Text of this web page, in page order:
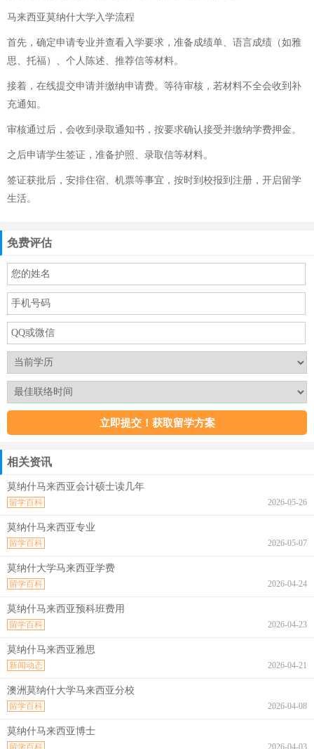
马来西亚莫纳什大学入学流程
首先，确定申请专业并查看入学要求，准备成绩单、语言成绩（如雅
思、托福）、个人陈述、推荐信等材料。
接着，在线提交申请并缴纳申请费。等待审核，若材料不全会收到补
充通知。
审核通过后，会收到录取通知书，按要求确认接受并缴纳学费押金。
之后申请学生签证，准备护照、录取信等材料。
签证获批后，安排住宿、机票等事宜，按时到校报到注册，开启留学
生活。
免费评估
相关资讯
莫纳什马来西亚会计硕士读几年
2026-05-26
留学百科
莫纳什马来西亚专业
2026-05-07
留学百科
莫纳什大学马来西亚学费
2026-04-24
留学百科
莫纳什马来西亚预科班费用
2026-04-23
留学百科
莫纳什马来西亚雅思
2026-04-21
新闻动态
澳洲莫纳什大学马来西亚分校
2026-04-08
留学百科
莫纳什马来西亚博士